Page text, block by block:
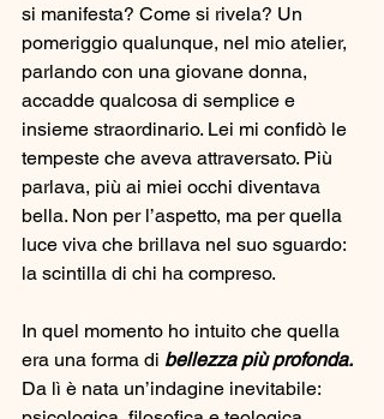
si manifesta? Come si rivela? Un
pomeriggio qualunque, nel mio atelier,
parlando con una giovane donna,
accadde qualcosa di semplice e
insieme straordinario. Lei mi confidò le
tempeste che aveva attraversato. Più
parlava, più ai miei occhi diventava
bella. Non per l’aspetto, ma per quella
luce viva che brillava nel suo sguardo:
la scintilla di chi ha compreso.
In quel momento ho intuito che quella
era una forma di bellezza più profonda.
Da lì è nata un’indagine inevitabile: